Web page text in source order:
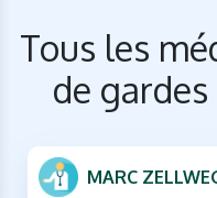
Tous les
de
MARC